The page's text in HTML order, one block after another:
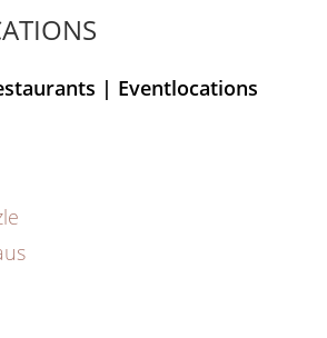
| Eventlocations